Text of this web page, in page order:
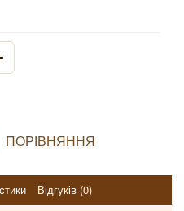
ПОРІВНЯННЯ
Відгуків (0)